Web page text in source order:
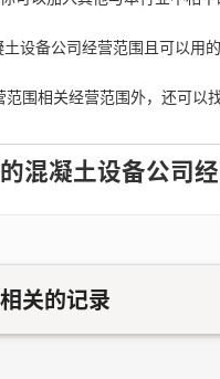
设备公司经营范围且可以用
围相关经营范围外，还可以
混凝土设备公司
关的记录